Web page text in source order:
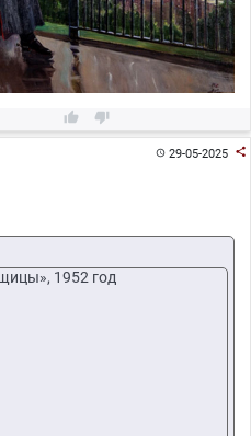
 
29-05-2025 
1952 год